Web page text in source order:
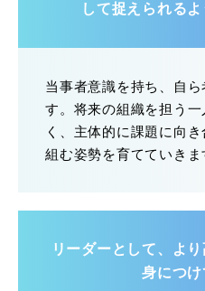
して捉えられる
当事者意識を持ち、自
す。将来の組織を担う
く、主体的に課題に向
組む姿勢を育てていきま
リーダーとして、よ
身につ